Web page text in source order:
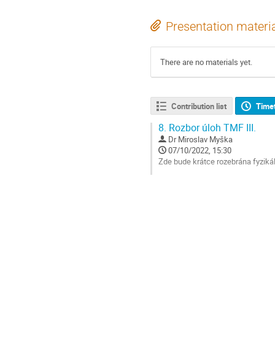
Presentation
There are no materials yet.
Contribution list
8. Rozbor úloh TMF III.
Dr Miroslav Myška
07/10/2022, 15:30
Zde bude krátce rozebrána